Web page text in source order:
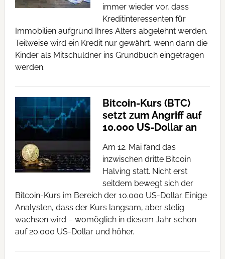
immer wieder vor, dass
Kreditinteressenten für
Immobilien aufgrund Ihres Alters abgelehnt werden.
Teilweise wird ein Kredit nur gewährt, wenn dann die
Kinder als Mitschuldner ins Grundbuch eingetragen
werden.
Bitcoin-Kurs (BTC)
setzt zum Angriff auf
10.000 US-Dollar an
Am 12. Mai fand das
inzwischen dritte Bitcoin
Halving statt. Nicht erst
seitdem bewegt sich der
Bitcoin-Kurs im Bereich der 10.000 US-Dollar. Einige
Analysten, dass der Kurs langsam, aber stetig
wachsen wird – womöglich in diesem Jahr schon
auf 20.000 US-Dollar und höher.